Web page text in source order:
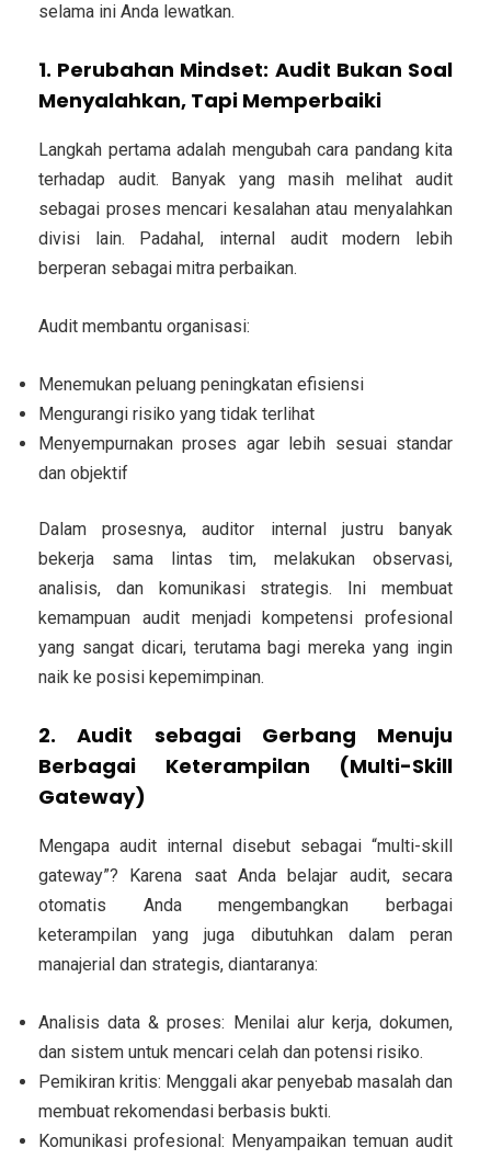
selama ini Anda lewatkan.
1. Perubahan Mindset: Audit Bukan Soal
Menyalahkan, Tapi Memperbaiki
Langkah pertama adalah mengubah cara pandang kita
terhadap audit. Banyak yang masih melihat audit
sebagai proses mencari kesalahan atau menyalahkan
divisi lain. Padahal, internal audit modern lebih
berperan sebagai mitra perbaikan.
Audit membantu organisasi:
Menemukan peluang peningkatan efisiensi
Mengurangi risiko yang tidak terlihat
Menyempurnakan proses agar lebih sesuai standar
dan objektif
Dalam prosesnya, auditor internal justru banyak
bekerja sama lintas tim, melakukan observasi,
analisis, dan komunikasi strategis. Ini membuat
kemampuan audit menjadi kompetensi profesional
yang sangat dicari, terutama bagi mereka yang ingin
naik ke posisi kepemimpinan.
2. Audit sebagai Gerbang Menuju
Berbagai Keterampilan (Multi-Skill
Gateway)
Mengapa audit internal disebut sebagai “multi-skill
gateway”? Karena saat Anda belajar audit, secara
otomatis Anda mengembangkan berbagai
keterampilan yang juga dibutuhkan dalam peran
manajerial dan strategis, diantaranya:
Analisis data & proses: Menilai alur kerja, dokumen,
dan sistem untuk mencari celah dan potensi risiko.
Pemikiran kritis: Menggali akar penyebab masalah dan
membuat rekomendasi berbasis bukti.
Komunikasi profesional: Menyampaikan temuan audit